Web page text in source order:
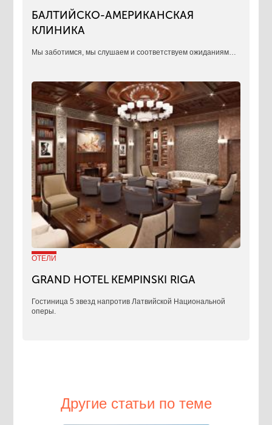
БАЛТИЙСКО-АМЕРИКАНСКАЯ
КЛИНИКА
​Мы заботимся, мы слушаем и соответствуем ожиданиям…
ОТЕЛИ
GRAND HOTEL KEMPINSKI RIGA
Гостиница 5 звезд напротив Латвийской Национальной
оперы.
Другие статьи по теме